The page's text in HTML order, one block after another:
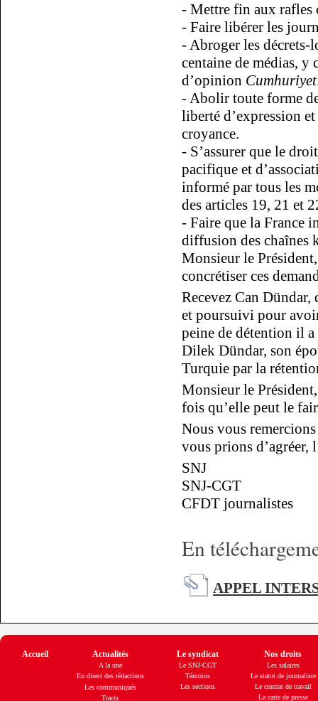
- Mettre fin aux rafles
- Faire libérer les
- Abroger les décrets-
centaine de médias,
d’opinion Cumhuriyet
- Abolir toute forme
liberté d’expression
croyance.
- S’assurer que le
pacifique et
informé par tous les
des articles 19, 21 et
- Faire que la France
diffusion des chaînes
Monsieur le
concrétiser ces
Recevez Can
et poursuivi pour
peine de détention il
Dilek Dündar, son
Turquie par la
Monsieur le
fois qu’elle peut le
Nous vous
vous prions d’agréer,
SNJ
SNJ-CGT
CFDT journalistes
En
APPEL
Accueil Actualités Le syndicat Nos droits
A la une
En direct des rédactions
Les communiqués
Tracts
Le SNJ-CGT
Témoins
Les sections
Les salaires
Le statut de journaliste
Le contrat de travail
La carte de presse